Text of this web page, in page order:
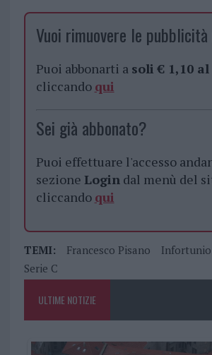
Vuoi rimuovere le
Puoi abbonarti a soli € 1,10 al
cliccando qui
Sei già abbonato?
Puoi effettuare l'accesso
sezione Login dal menù del
cliccando qui
TEMI: Francesco Pisano Infortunio
Serie C
ULTIME NOTIZIE